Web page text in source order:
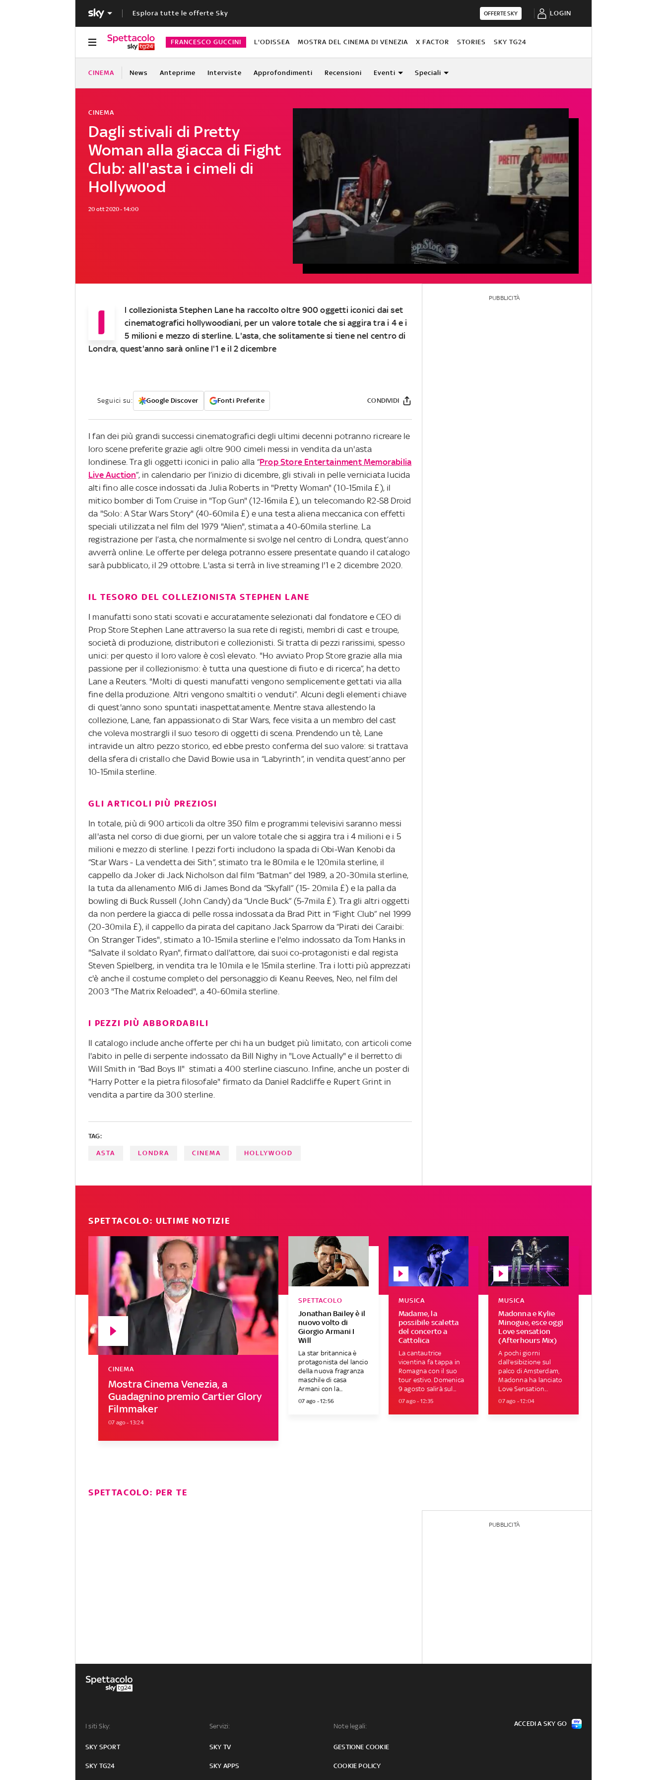
Esplora tutte le offerte Sky OFFERTE SKY LOGIN
FRANCESCO GUCCINI L'ODISSEA MOSTRA DEL CINEMA DI VENEZIA X FACTOR STORIES SKY TG24
CINEMA News Anteprime Interviste Approfondimenti Recensioni Eventi Speciali
Dagli stivali di Pretty
Woman alla giacca di Fight
Club: all'asta i cimeli di
Hollywood
CINEMA
20 ott 2020 - 14:00
I
l collezionista Stephen Lane ha raccolto oltre 900 oggetti iconici dai set
cinematografici hollywoodiani, per un valore totale che si aggira tra i 4 e i
5 milioni e mezzo di sterline. L'asta, che solitamente si tiene nel centro di
Londra, quest'anno sarà online l'1 e il 2 dicembre
Seguici su: Google Discover Fonti Preferite CONDIVIDI
I fan dei più grandi successi cinematografici degli ultimi decenni potranno ricreare le
loro scene preferite grazie agli oltre 900 cimeli messi in vendita da un'asta
londinese. Tra gli oggetti iconici in palio alla “Prop Store Entertainment Memorabilia
Live Auction”, in calendario per l’inizio di dicembre, gli stivali in pelle verniciata lucida
alti fino alle cosce indossati da Julia Roberts in "Pretty Woman" (10-15mila £), il
mitico bomber di Tom Cruise in "Top Gun" (12-16mila £), un telecomando R2-S8 Droid
da "Solo: A Star Wars Story" (40-60mila £) e una testa aliena meccanica con effetti
speciali utilizzata nel film del 1979 "Alien", stimata a 40-60mila sterline. La
registrazione per l’asta, che normalmente si svolge nel centro di Londra, quest’anno
avverrà online. Le offerte per delega potranno essere presentate quando il catalogo
sarà pubblicato, il 29 ottobre. L'asta si terrà in live streaming l'1 e 2 dicembre 2020.
IL TESORO DEL COLLEZIONISTA STEPHEN LANE
I manufatti sono stati scovati e accuratamente selezionati dal fondatore e CEO di
Prop Store Stephen Lane attraverso la sua rete di registi, membri di cast e troupe,
società di produzione, distributori e collezionisti. Si tratta di pezzi rarissimi, spesso
unici: per questo il loro valore è così elevato. "Ho avviato Prop Store grazie alla mia
passione per il collezionismo: è tutta una questione di fiuto e di ricerca”, ha detto
Lane a Reuters. "Molti di questi manufatti vengono semplicemente gettati via alla
fine della produzione. Altri vengono smaltiti o venduti”. Alcuni degli elementi chiave
di quest'anno sono spuntati inaspettatamente. Mentre stava allestendo la
collezione, Lane, fan appassionato di Star Wars, fece visita a un membro del cast
che voleva mostrargli il suo tesoro di oggetti di scena. Prendendo un tè, Lane
intravide un altro pezzo storico, ed ebbe presto conferma del suo valore: si trattava
della sfera di cristallo che David Bowie usa in “Labyrinth”, in vendita quest’anno per
10-15mila sterline.
GLI ARTICOLI PIÙ PREZIOSI
In totale, più di 900 articoli da oltre 350 film e programmi televisivi saranno messi
all'asta nel corso di due giorni, per un valore totale che si aggira tra i 4 milioni e i 5
milioni e mezzo di sterline. I pezzi forti includono la spada di Obi-Wan Kenobi da
“Star Wars - La vendetta dei Sith”, stimato tra le 80mila e le 120mila sterline, il
cappello da Joker di Jack Nicholson dal film “Batman” del 1989, a 20-30mila sterline,
la tuta da allenamento MI6 di James Bond da “Skyfall” (15- 20mila £) e la palla da
bowling di Buck Russell (John Candy) da “Uncle Buck” (5-7mila £). Tra gli altri oggetti
da non perdere la giacca di pelle rossa indossata da Brad Pitt in “Fight Club” nel 1999
(20-30mila £), il cappello da pirata del capitano Jack Sparrow da “Pirati dei Caraibi:
On Stranger Tides", stimato a 10-15mila sterline e l'elmo indossato da Tom Hanks in
"Salvate il soldato Ryan", firmato dall'attore, dai suoi co-protagonisti e dal regista
Steven Spielberg, in vendita tra le 10mila e le 15mila sterline. Tra i lotti più apprezzati
c'è anche il costume completo del personaggio di Keanu Reeves, Neo, nel film del
2003 "The Matrix Reloaded", a 40-60mila sterline.
I PEZZI PIÙ ABBORDABILI
Il catalogo include anche offerte per chi ha un budget più limitato, con articoli come
l'abito in pelle di serpente indossato da Bill Nighy in "Love Actually" e il berretto di
Will Smith in “Bad Boys II" stimati a 400 sterline ciascuno. Infine, anche un poster di
"Harry Potter e la pietra filosofale" firmato da Daniel Radcliffe e Rupert Grint in
vendita a partire da 300 sterline.
TAG:
ASTA LONDRA CINEMA HOLLYWOOD
PUBBLICITÀ
SPETTACOLO: ULTIME NOTIZIE
Mostra Cinema Venezia, a
Guadagnino premio Cartier Glory
Filmmaker
CINEMA
07 ago - 13:24
Jonathan Bailey è il
nuovo volto di
Giorgio Armani I
Will
SPETTACOLO
La star britannica è
protagonista del lancio
della nuova fragranza
maschile di casa
Armani con la...
07 ago - 12:56
Madame, la
possibile scaletta
del concerto a
Cattolica
MUSICA
La cantautrice
vicentina fa tappa in
Romagna con il suo
tour estivo. Domenica
9 agosto salirà sul...
07 ago - 12:35
Madonna e Kylie
Minogue, esce oggi
Love sensation
(Afterhours Mix)
MUSICA
A pochi giorni
dall’esibizione sul
palco di Amsterdam,
Madonna ha lanciato
Love Sensation...
07 ago - 12:04
SPETTACOLO: PER TE
PUBBLICITÀ
I siti Sky:
SKY SPORT
SKY TG24
Servizi:
SKY TV
SKY APPS
Note legali:
GESTIONE COOKIE
COOKIE POLICY
ACCEDI A SKY GO